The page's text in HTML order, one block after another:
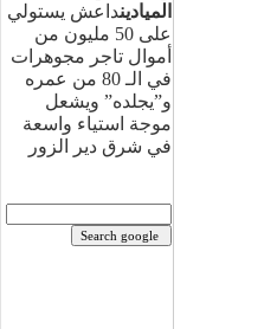
الميادينداعش يستولي
على 50 مليون من
أموال تاجر مجوهرات
في الـ 80 من عمره
و”يجلده” ويشعل
موجة استياء واسعة
في شرق دير الزور